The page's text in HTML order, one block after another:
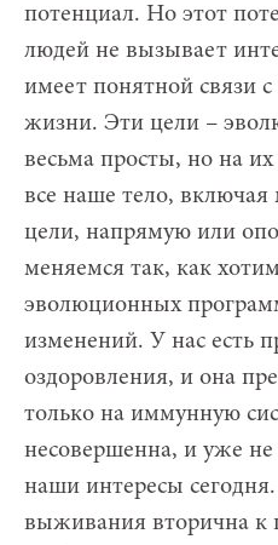
потенциал. Но этот
людей не вызывает
имеет понятной связи
жизни. Эти цели –
весьма просты, но на
все наше тело, включая
цели, напрямую или
меняемся так, как
эволюционных
изменений. У нас есть
оздоровления, и она
только на иммунную
несовершенна, и уже не
наши интересы
выживания вторична к